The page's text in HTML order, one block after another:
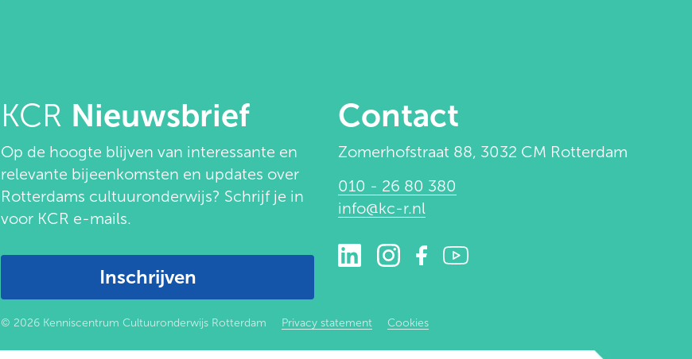
KCR Nieuwsbrief
Op de hoogte blijven van interessante en
relevante bijeenkomsten en updates over
Rotterdams cultuuronderwijs? Schrijf je in
voor KCR e-mails.
Inschrijven
Contact
Zomerhofstraat 88, 3032 CM Rotterdam
010 - 26 80 380
info@kc-r.nl
© 2026 Kenniscentrum Cultuuronderwijs Rotterdam Privacy statement Cookies